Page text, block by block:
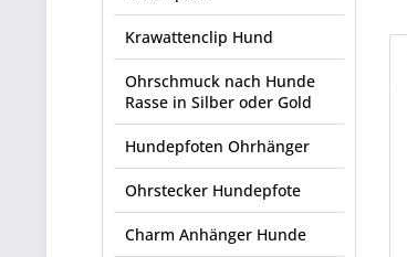
Krawattenclip Hund
Ohrschmuck nach Hunde
Rasse in Silber oder Gold
Hundepfoten Ohrhänger
Ohrstecker Hundepfote
Charm Anhänger Hunde